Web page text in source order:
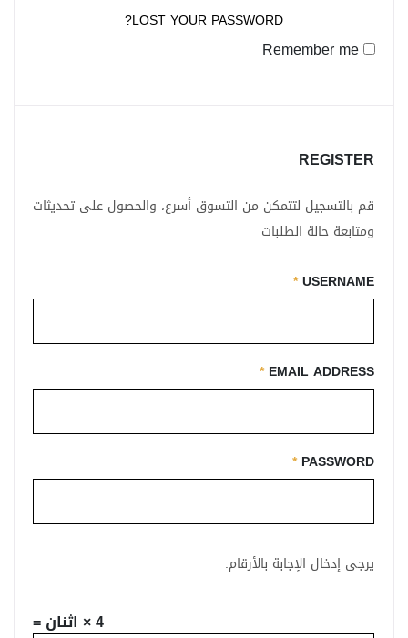
LOST YOUR PASSWORD?
Remember me
REGISTER
قم بالتسجيل لتتمكن من التسوق أسرع، والحصول على تحديثات
ومتابعة حالة الطلبات
USERNAME
*
EMAIL ADDRESS
*
PASSWORD
*
يرجى إدخال الإجابة بالأرقام:
4 × اثنان =